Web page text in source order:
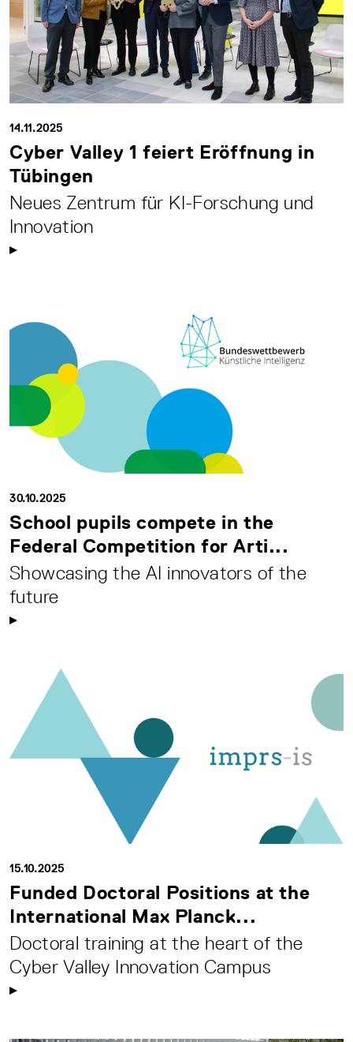
14.11.2025
Cyber Valley 1 feiert Eröffnung in
Tübingen
Neues Zentrum für KI-Forschung und
Innovation
30.10.2025
School pupils compete in the
Federal Competition for Arti...
Showcasing the AI innovators of the
future
15.10.2025
Funded Doctoral Positions at the
International Max Planck...
Doctoral training at the heart of the
Cyber Valley Innovation Campus